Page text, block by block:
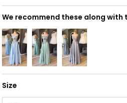
We recommend these along with
Size